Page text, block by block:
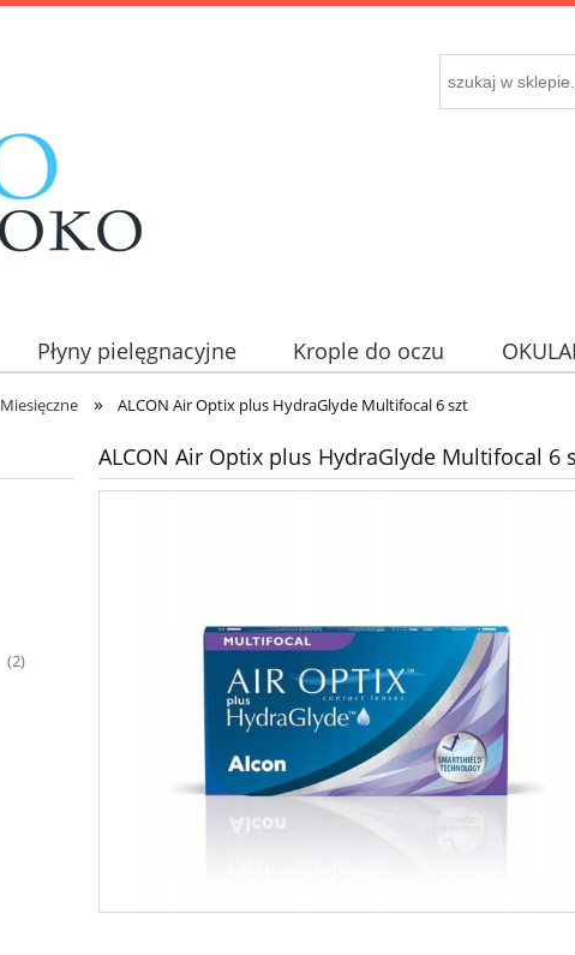
Płyny pielęgnacyjne Krople do oczu
Miesięczne » ALCON Air Optix plus HydraGlyde Multifocal 6 szt
(2)
ALCON Air Optix plus HydraGlyde Multifocal 6